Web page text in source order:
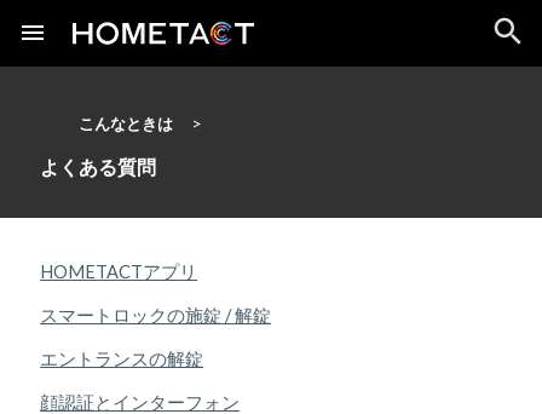
こんなときは
よくある質問
HOMETACTアプリ
スマートロックの施錠 / 解錠
エントランスの解錠
顔認証とインターフォン